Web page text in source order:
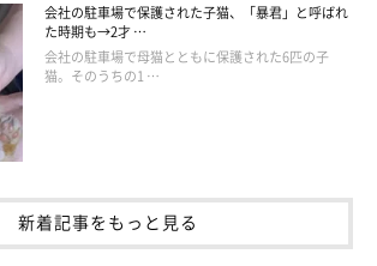
会社の駐車場で保護された子猫、「暴君」と呼ばれ
た時期も→2才 …
会社の駐車場で母猫とともに保護された6匹の子
猫。そのうちの1 …
新着記事をもっと見る